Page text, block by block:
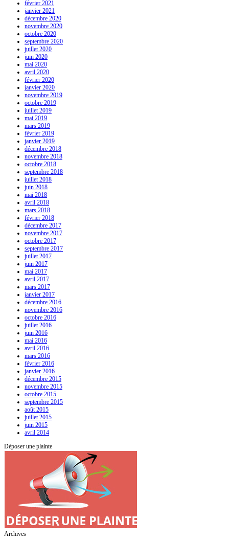
février 2021
janvier 2021
décembre 2020
novembre 2020
octobre 2020
septembre 2020
juillet 2020
juin 2020
mai 2020
avril 2020
février 2020
janvier 2020
novembre 2019
octobre 2019
juillet 2019
mai 2019
mars 2019
février 2019
janvier 2019
décembre 2018
novembre 2018
octobre 2018
septembre 2018
juillet 2018
juin 2018
mai 2018
avril 2018
mars 2018
février 2018
décembre 2017
novembre 2017
octobre 2017
septembre 2017
juillet 2017
juin 2017
mai 2017
avril 2017
mars 2017
janvier 2017
décembre 2016
novembre 2016
octobre 2016
juillet 2016
juin 2016
mai 2016
avril 2016
mars 2016
février 2016
janvier 2016
décembre 2015
novembre 2015
octobre 2015
septembre 2015
août 2015
juillet 2015
juin 2015
avril 2014
Déposer une plainte
Archives